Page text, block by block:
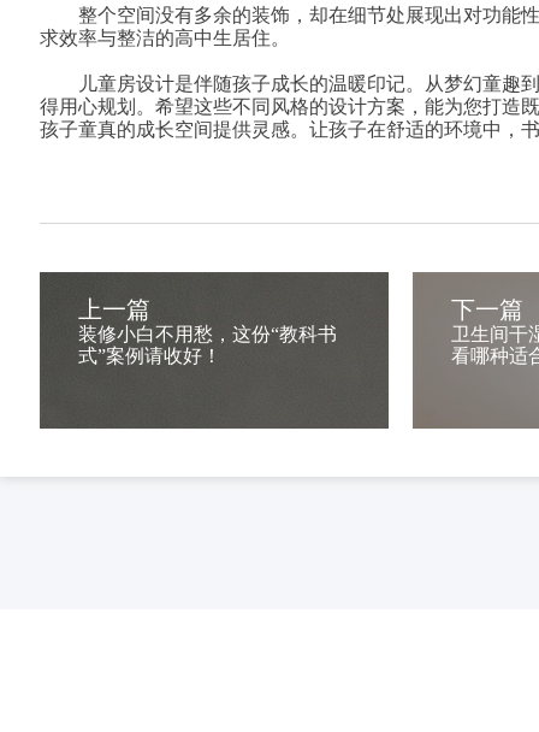
整个空间没有多余的装饰，却在细节处展现出对功能
求效率与整洁的高中生居住。
儿童房设计是伴随孩子成长的温暖印记。从梦幻童趣
得用心规划。希望这些不同风格的设计方案，能为您打造
孩子童真的成长空间提供灵感。让孩子在舒适的环境中，
上一篇
装修小白不用愁，这份“教科书
式”案例请收好！
下一篇
卫生间干
看哪种适